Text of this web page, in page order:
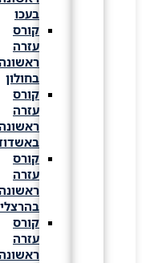
קורס
עזרה
ראשונה
בחולון
קורס
עזרה
ראשונה
באשדוד
קורס
עזרה
ראשונה
בהרצליה
קורס
עזרה
ראשונה